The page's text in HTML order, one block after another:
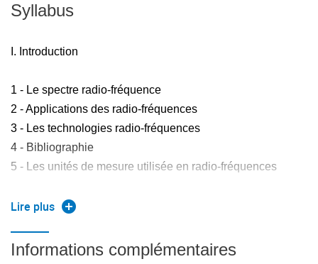
Syllabus
I. Introduction
1 - Le spectre radio-fréquence
2 - Applications des radio-fréquences
3 - Les technologies radio-fréquences
4 - Bibliographie
5 - Les unités de mesure utilisée en radio-fréquences
II. Théorie des lignes de transmission
1 - Modèle d'une ligne de transmission
Lire plus
Informations complémentaires